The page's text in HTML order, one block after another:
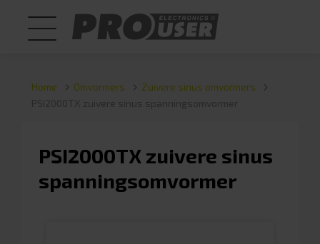
Home Omvormers
Zuivere sinus omvormers
PSI2000TX zuivere sinus
spanningsomvormer